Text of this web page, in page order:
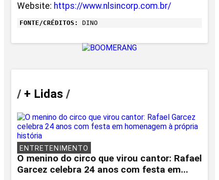
Website: https://www.nlsincorp.com.br/
FONTE/CRÉDITOS: DINO
/+ Lidas /
ENTRETENIMENTO
O menino do circo que virou cantor: Rafael
Garcez celebra 24 anos com festa em...